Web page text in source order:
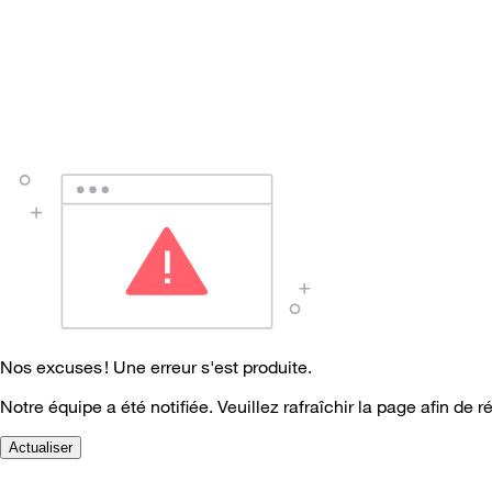
Nos excuses ! Une erreur s'est produite.
Notre équipe a été notifiée. Veuillez rafraîchir la page afin de
Actualiser